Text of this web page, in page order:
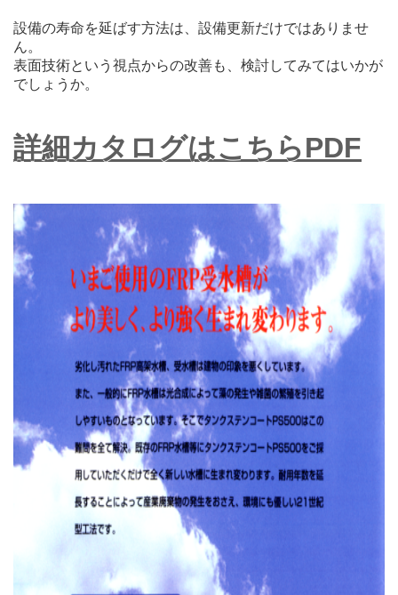
設備の寿命を延ばす方法は、設備更新だけではありませ
ん。
表面技術という視点からの改善も、検討してみてはいかが
でしょうか。
詳細カタログはこちらPDF